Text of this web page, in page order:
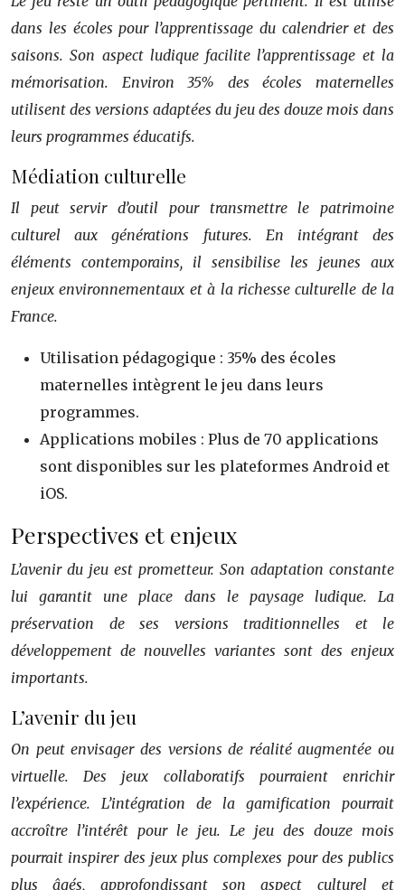
dans les écoles pour l’apprentissage du calendrier et des
saisons. Son aspect ludique facilite l’apprentissage et la
mémorisation. Environ 35% des écoles maternelles
utilisent des versions adaptées du jeu des douze mois dans
leurs programmes éducatifs.
Médiation culturelle
Il peut servir d’outil pour transmettre le patrimoine
culturel aux générations futures. En intégrant des
éléments contemporains, il sensibilise les jeunes aux
enjeux environnementaux et à la richesse culturelle de la
France.
Utilisation pédagogique : 35% des écoles
maternelles intègrent le jeu dans leurs
programmes.
Applications mobiles : Plus de 70 applications
sont disponibles sur les plateformes Android et
iOS.
Perspectives et enjeux
L’avenir du jeu est prometteur. Son adaptation constante
lui garantit une place dans le paysage ludique. La
préservation de ses versions traditionnelles et le
développement de nouvelles variantes sont des enjeux
importants.
L’avenir du jeu
On peut envisager des versions de réalité augmentée ou
virtuelle. Des jeux collaboratifs pourraient enrichir
l’expérience. L’intégration de la gamification pourrait
accroître l’intérêt pour le jeu. Le jeu des douze mois
pourrait inspirer des jeux plus complexes pour des publics
plus âgés, approfondissant son aspect culturel et